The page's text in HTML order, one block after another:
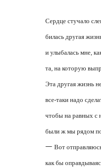
Сердце стучало
билась другая
и улыбалась мне,
та, на которую
Эта другая жизнь
все-таки надо
чтобы на равных с
были ж мы рядом
— Вот
как бы